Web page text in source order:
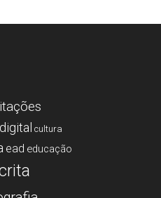
cultura
ead educação